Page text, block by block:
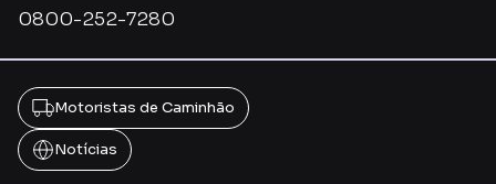
0800-252-7280
Motoristas de Caminhão
Notícias